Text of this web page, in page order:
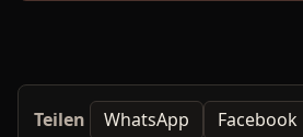
Teilen WhatsApp Facebook